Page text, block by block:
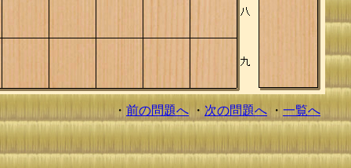
・ 前の問題へ・次の問題へ ・ 一覧へ